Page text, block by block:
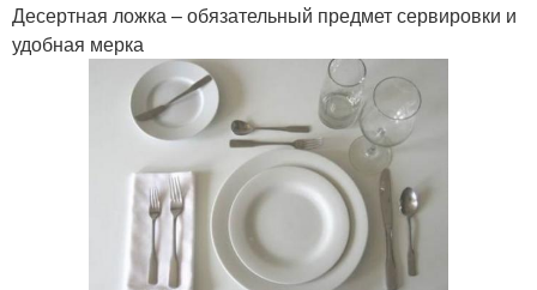
Десертная ложка – обязательный предмет сервировки и
удобная мерка